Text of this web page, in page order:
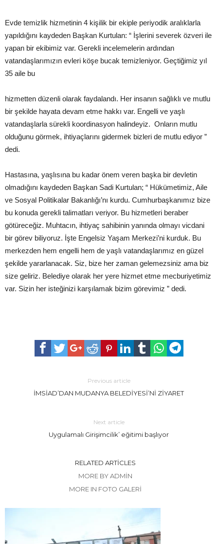
Evde temizlik hizmetinin 4 kişilik bir ekiple periyodik aralıklarla
yapıldığını kaydeden Başkan Kurtulan: “ İşlerini severek özveri ile
yapan bir ekibimiz var. Gerekli incelemelerin ardından
vatandaşlarımızın evleri köşe bucak temizleniyor. Geçtiğimiz yıl
35 aile bu
hizmetten düzenli olarak faydalandı. Her insanın sağlıklı ve mutlu
bir şekilde hayata devam etme hakkı var. Engelli ve yaşlı
vatandaşlarla sürekli koordinasyon halindeyiz. Onların mutlu
olduğunu görmek, ihtiyaçlarını gidermek bizleri de mutlu ediyor ”
dedi.
Hastasına, yaşlısına bu kadar önem veren başka bir devletin
olmadığını kaydeden Başkan Sadi Kurtulan; “ Hükümetimiz, Aile
ve Sosyal Politikalar Bakanlığı’nı kurdu. Cumhurbaşkanımız bize
bu konuda gerekli talimatları veriyor. Bu hizmetleri beraber
götüreceğiz. Muhtacın, ihtiyaç sahibinin yanında olmayı vicdani
bir görev biliyoruz. İşte Engelsiz Yaşam Merkezi’ni kurduk. Bu
merkezden hem engelli hem de yaşlı vatandaşlarımız en güzel
şekilde yararlanacak. Siz, bize her zaman gelemezsiniz ama biz
size geliriz. Belediye olarak her yere hizmet etme mecburiyetimiz
var. Sizin her isteğinizi karşılamak bizim görevimiz ” dedi.
Previous article
İMSİAD’DAN MUDANYA BELEDİYESİ’Nİ ZİYARET
Next article
Uygulamalı Girişimcilik’ eğitimi başlıyor
RELATED ARTICLES
MORE BY ADMIN
MORE IN FOTO GALERİ